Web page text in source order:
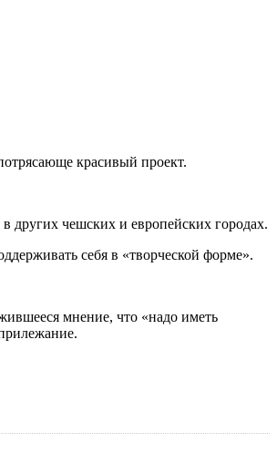
красивый проект.
других чешских и европейских городах.
себя в «творческой форме».
мнение, что «надо иметь